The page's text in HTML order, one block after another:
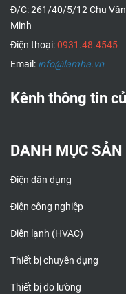
Đ/C: 261/40/5/12 Chu
Minh
Điện thoại:0931.48.4545
Email: info@lamha.vn
Kênh thông tin
DANH MỤC
Điện dân dụng
Điện công nghiệp
Điện lạnh (HVAC)
Thiết bị chuyên dụng
Thiết bị đo lường